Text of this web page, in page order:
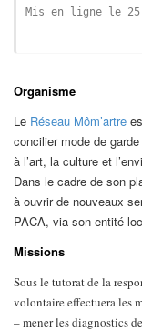
Mis en ligne le 25
Organisme
Le Réseau Môm’artre
concilier mode de
à l’art, la culture et
Dans le cadre de son
à ouvrir de nouveaux
PACA, via son entité
Missions
Sous le tutorat de la
volontaire effectuera les
– mener les diagnostics